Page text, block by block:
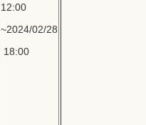
12:00
~2024/02/28
18:00